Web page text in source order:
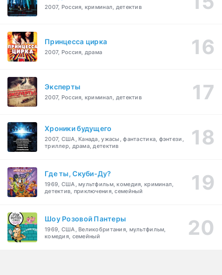
2007, Россия, криминал, детектив
Принцесса цирка
2007, Россия, драма
Эксперты
2007, Россия, криминал, детектив
Хроники будущего
2007, США, Канада, ужасы, фантастика, фэнтези,
триллер, драма, детектив
Где ты, Скуби-Ду?
1969, США, мультфильм, комедия, криминал,
детектив, приключения, семейный
Шоу Розовой Пантеры
1969, США, Великобритания, мультфильм,
комедия, семейный